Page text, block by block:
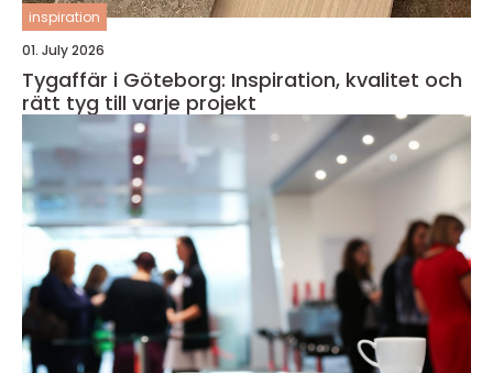
inspiration
01. July 2026
Tygaffär i Göteborg: Inspiration, kvalitet och
rätt tyg till varje projekt